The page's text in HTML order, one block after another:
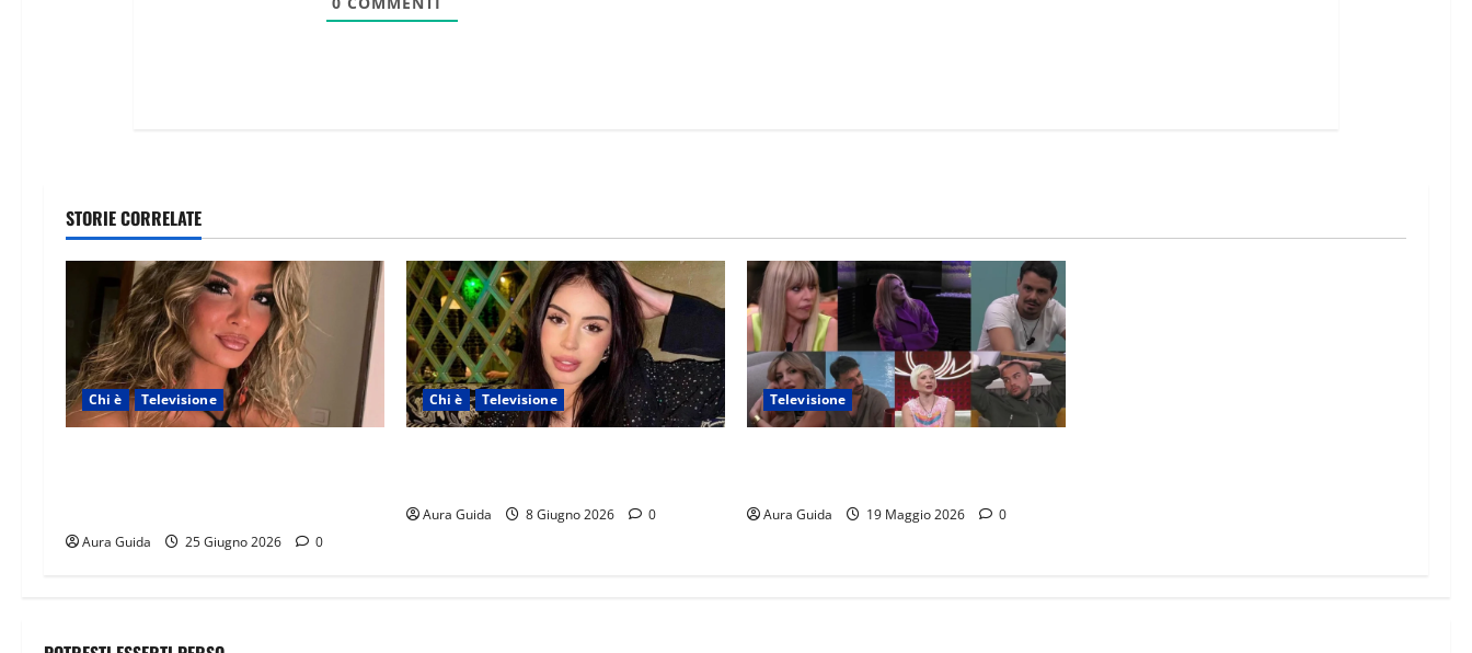
STORIE CORRELATE
Chi è Televisione
Aura Guida 25 Giugno 2026 0
Chi è Televisione
Aura Guida 8 Giugno 2026 0
Televisione
Aura Guida 19 Maggio 2026 0